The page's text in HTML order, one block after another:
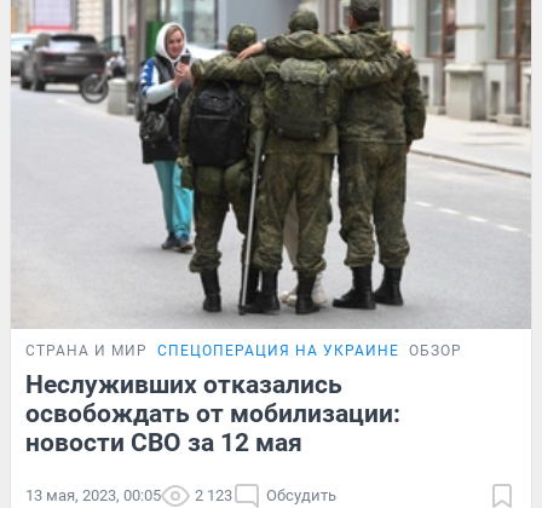
СТРАНА И МИР СПЕЦОПЕРАЦИЯ НА УКРАИНЕ ОБЗОР
Неслуживших отказались
освобождать от мобилизации:
новости СВО за 12 мая
13 мая, 2023, 00:05 2 123 Обсудить